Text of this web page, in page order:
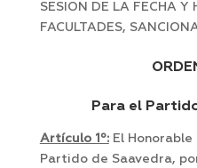
SESION DE LA FECHA Y
FACULTADES,
Para el
Artículo 1º:El Honorable
Partido de Saavedra,